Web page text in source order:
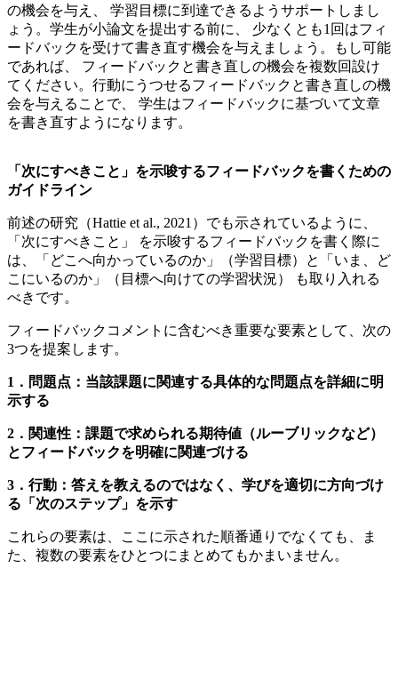
の機会を与え、 学習目標に到達できるようサポートしまし
ょう。学生が小論文を提出する前に、 少なくとも1回はフィ
ードバックを受けて書き直す機会を与えましょう。もし可能
であれば、 フィードバックと書き直しの機会を複数回設け
てください。行動にうつせるフィードバックと書き直しの機
会を与えることで、 学生はフィードバックに基づいて文章
を書き直すようになります。
「次にすべきこと」を示唆するフィードバックを書くための
ガイドライン
前述の研究（Hattie et al., 2021）でも示されているように、
「次にすべきこと」 を示唆するフィードバックを書く際に
は、「どこへ向かっているのか」（学習目標）と「いま、ど
こにいるのか」（目標へ向けての学習状況） も取り入れる
べきです。
フィードバックコメントに含むべき重要な要素として、次の
3つを提案します。
1．問題点：当該課題に関連する具体的な問題点を詳細に明
示する
2．関連性：課題で求められる期待値（ルーブリックなど）
とフィードバックを明確に関連づける
3．行動：答えを教えるのではなく、学びを適切に方向づけ
る「次のステップ」を示す
これらの要素は、ここに示された順番通りでなくても、ま
た、複数の要素をひとつにまとめてもかまいません。